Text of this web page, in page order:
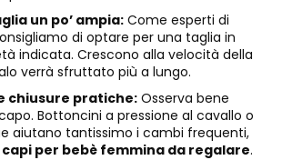
un po’ ampia: Come esperti di
di optare per una taglia in
indicata. Crescono alla velocità della
verrà sfruttato più a lungo.
chiusure pratiche: Osserva bene
Bottoncini a pressione al cavallo o
aiutano tantissimo i cambi frequenti,
capi per bebè femmina da regalare.